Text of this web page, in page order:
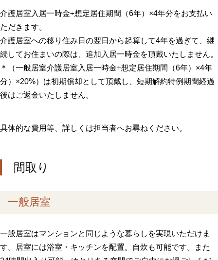
介護居室入居一時金÷想定居住期間（6年）×4年分をお支払い
ただきます。
介護居室への移り住み日の翌日から起算して4年を過ぎて、継
続してお住まいの際は、追加入居一時金を頂戴いたしません。
＊（一般居室介護居室入居一時金÷想定居住期間（6年）×4年
分）×20%）は初期償却として頂戴し、短期解約特例期間経過
後はご返金いたしません。
具体的な費用等、詳しくは担当者へお尋ねください。
間取り
一般居室
一般居室はマンションと同じような暮らしを実現いただけま
す。居室には浴室・キッチンを配置。自炊も可能です。また